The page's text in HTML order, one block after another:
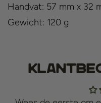
Handvat: 57 mm x 32
Gewicht: 120 g